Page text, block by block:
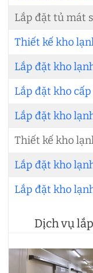
Lắp đặt tủ mát
Thiết kế kho
Lắp đặt kho
Lắp đặt kho
Lắp đặt kho
Thiết kế kho
Lắp đặt kho
Lắp đặt kho
Dịch vụ